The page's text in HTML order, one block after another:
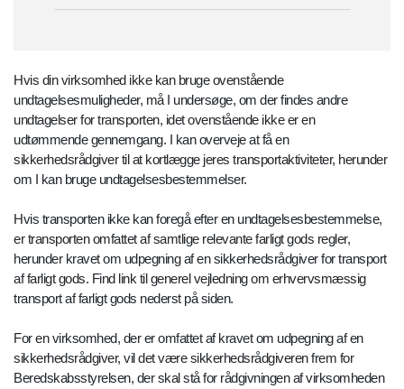
Hvis din virksomhed ikke kan bruge ovenstående
undtagelsesmuligheder, må I undersøge, om der findes andre
undtagelser for transporten, idet ovenstående ikke er en
udtømmende gennemgang. I kan overveje at få en
sikkerhedsrådgiver til at kortlægge jeres transportaktiviteter, herunder
om I kan bruge undtagelsesbestemmelser.
Hvis transporten ikke kan foregå efter en undtagelsesbestemmelse,
er transporten omfattet af samtlige relevante farligt gods regler,
herunder kravet om udpegning af en sikkerhedsrådgiver for transport
af farligt gods. Find link til generel vejledning om erhvervsmæssig
transport af farligt gods nederst på siden.
For en virksomhed, der er omfattet af kravet om udpegning af en
sikkerhedsrådgiver, vil det være sikkerhedsrådgiveren frem for
Beredskabsstyrelsen, der skal stå for rådgivningen af virksomheden